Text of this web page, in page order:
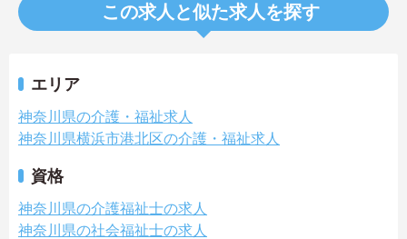
この求人と似た求人を探す
エリア
神奈川県の介護・福祉求人
神奈川県横浜市港北区の介護・福祉求人
資格
神奈川県の介護福祉士の求人
神奈川県の社会福祉士の求人